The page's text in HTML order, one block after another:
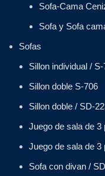
Sofa-Cama
Sofa y Sofa
Sofas
Sillon individual /
Sillon doble S-706
Sillon doble / SD-
Juego de sala de 3
Juego de sala de 3
Sofa con divan /